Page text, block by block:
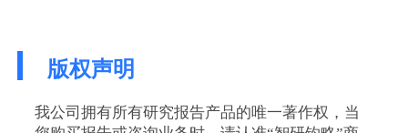
版权声明
我公司拥有所有研究报告产品的唯一著作权，当